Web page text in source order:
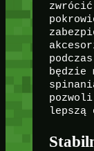
będzie
lepszą